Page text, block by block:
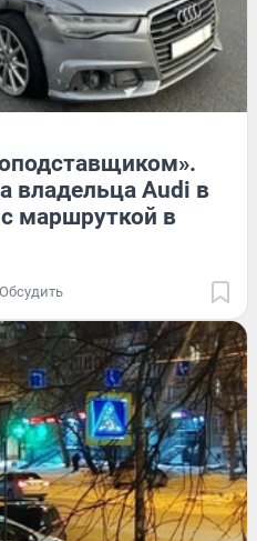
владельца Audi в
маршруткой в
Обсудить